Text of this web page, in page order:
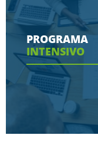
Conoce
PROGRAMA
INTENSIVO